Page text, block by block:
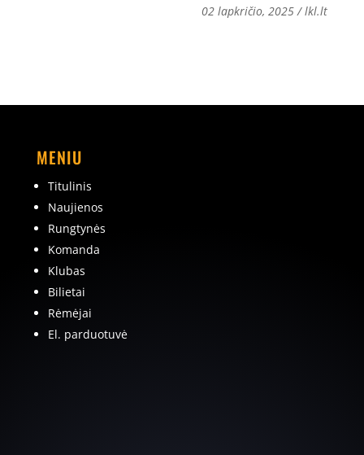
02 lapkričio, 2025 / lkl.lt
MENIU
Titulinis
Naujienos
Rungtynės
Komanda
Klubas
Bilietai
Rėmėjai
El. parduotuvė